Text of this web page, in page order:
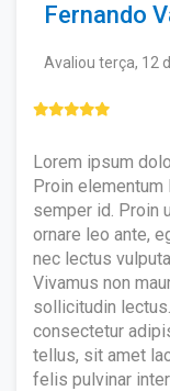
em
solicitar o
Não
custo de
Fernando
Avaliou terça, 12
Lorem ipsum
Proin
semper id. Proin
ornare leo ante,
nec lectus
Vivamus non
sollicitudin
consectetur
tellus, sit amet
felis pulvinar